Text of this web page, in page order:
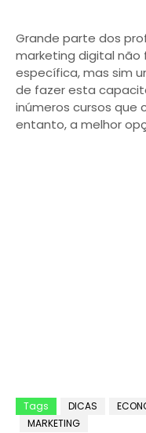
Grande parte dos
marketing digital não
específica, mas sim
de fazer esta
inúmeros cursos que
entanto, a melhor
Tags DICAS
MARKETING